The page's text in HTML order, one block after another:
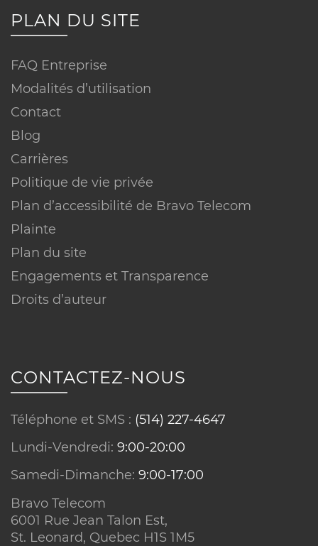
PLAN DU SITE
FAQ Entreprise
Modalités d’utilisation
Contact
Blog
Carrières
Politique de vie privée
Plan d’accessibilité de Bravo Telecom
Plainte
Plan du site
Engagements et Transparence
Droits d’auteur
CONTACTEZ-NOUS
Téléphone et SMS : (514) 227-4647
Lundi-Vendredi: 9:00-20:00
Samedi-Dimanche: 9:00-17:00
Bravo Telecom
6001 Rue Jean Talon Est,
St. Leonard, Quebec H1S 1M5